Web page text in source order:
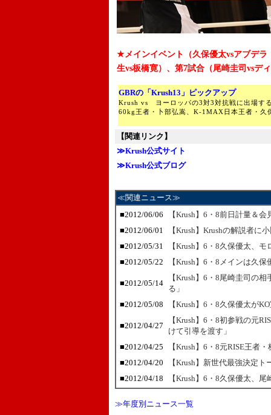
★メインイベント（久保優太vsアブデ
生vs板橋寛）、第7試合（尾崎圭司vsデ
GBRの「Krush13」ピックアップ
Krush vs ヨーロッパの3対3対抗戦に出場す
60kg王者・卜部弘嵩、K-1MAX日本王者・久
【関連リンク】
≫Krush公式サイト
≫Krush公式ブログ
≪関連ニュース≫
■2012/06/06
【Krush】6・8前日計量＆
■2012/06/01
【Krush】Krushの解説者に
■2012/05/31
【Krush】6・8久保優太、
■2012/05/22
【Krush】6・8メインは久
■2012/05/14
【Krush】6・8尾崎圭司の
る」
■2012/05/08
【Krush】6・8久保優太が
■2012/04/27
【Krush】6・8初参戦の元
けて引導を渡す」
■2012/04/25
【Krush】6・8元RISE王者
■2012/04/20
【Krush】新世代最強決定
■2012/04/18
【Krush】6・8久保優太、
≫年度別ニュース一覧